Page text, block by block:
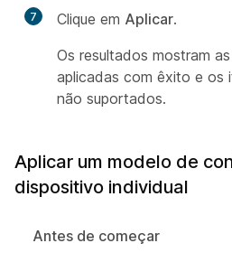
7 Clique em Aplicar.
Os resultados mostram
aplicadas com êxito e os
não suportados.
Aplicar um modelo de
dispositivo individual
Antes de começar